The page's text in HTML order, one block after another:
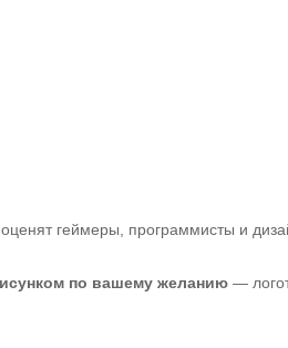
геймеры, программисты и
по вашему желанию —